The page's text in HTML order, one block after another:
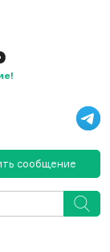
сообщение